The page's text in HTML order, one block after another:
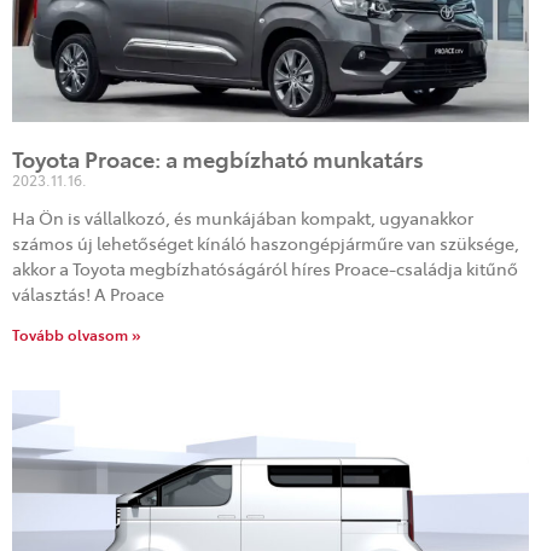
Toyota Proace: a megbízható munkatárs
2023.11.16.
Ha Ön is vállalkozó, és munkájában kompakt, ugyanakkor
számos új lehetőséget kínáló haszongépjárműre van szüksége,
akkor a Toyota megbízhatóságáról híres Proace-családja kitűnő
választás! A Proace
Tovább olvasom »